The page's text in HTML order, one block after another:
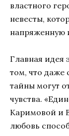
властного
невесты,
напряженную
Главная идея
том, что даже
тайны могут
чувства.
Каримовой и
любовь